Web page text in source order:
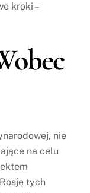
kroki –
nie
na celu
tych